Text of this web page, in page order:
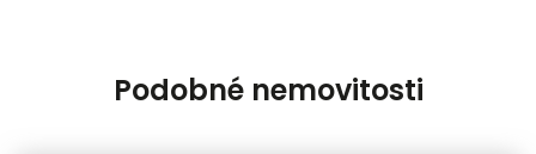
Podobné nemovitosti